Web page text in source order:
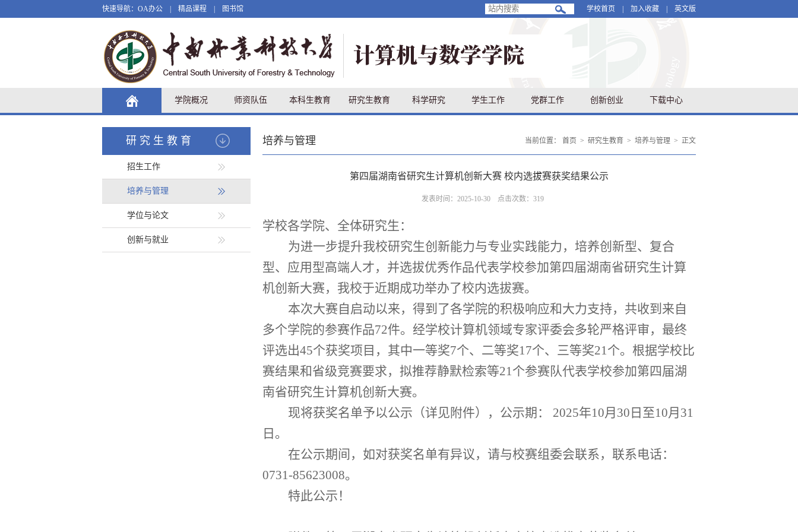
快速导航： OA办公 精品课程 图书馆 学校首页 加入收藏 英文版
学院概况 师资队伍 本科生教育 研究生教育 科学研究 学生工作 党群工作 创新创业 下载中心
研究生教育
招生工作
培养与管理
学位与论文
创新与就业
培养与管理 当前位置： 首页 > 研究生教育 > 培养与管理 > 正文
第四届湖南省研究生计算机创新大赛 校内选拔赛获奖结果公示
发表时间：2025-10-30 点击次数： 319
学校各学院、全体研究生：
为进一步提升我校研究生创新能力与专业实践能力，培养创新型、复合
型、应用型高端人才，并选拔优秀作品代表学校参加第四届湖南省研究生计算
机创新大赛，我校于近期成功举办了校内选拔赛。
本次大赛自启动以来，得到了各学院的积极响应和大力支持，共收到来自
多个学院的参赛作品72件。 经学校计算机领域专家评委会多轮严格评审，最终
评选出45个获奖项目，其中一等奖7个、二等奖17个、三等奖21个。根据学校比
赛结果和省级竞赛要求，拟推荐静默检索等21个参赛队代表学校参加第四届湖
南省研究生计算机创新大赛。
现将获奖名单予以公示（详见附件）
， 公示期： 2025年10月 30 日至10月 31
日 。
在公示期间，如对获奖名单有异议，请与校赛组委会联系，联系电话：
0731-85623008。
特此公示 ！